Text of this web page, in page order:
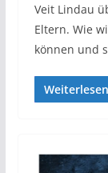
Veit Lindau
Eltern. Wie
können und
Weiterlesen